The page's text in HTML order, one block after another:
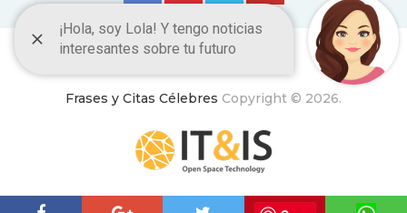
Frases y Citas Célebres Copyright © 2026.
ItyIs Siglo XXI| Euroresidentes Principios generales